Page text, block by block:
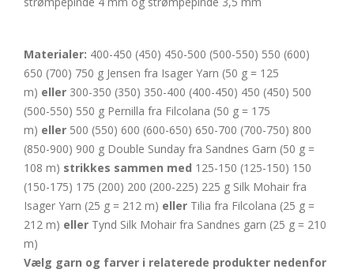
Materialer: 400-450 (450) 450-500 (500-550) 550 (600)
650 (700) 750 g Jensen fra Isager Yarn (50 g = 125
m) eller 300-350 (350) 350-400 (400-450) 450 (450) 500
(500-550) 550 g Pernilla fra Filcolana (50 g = 175
m) eller 500 (550) 600 (600-650) 650-700 (700-750) 800
(850-900) 900 g Double Sunday fra Sandnes Garn (50 g =
108 m) strikkes sammen med 125-150 (125-150) 150
(150-175) 175 (200) 200 (200-225) 225 g Silk Mohair fra
Isager Yarn (25 g = 212 m) eller Tilia fra Filcolana (25 g =
212 m) eller Tynd Silk Mohair fra Sandnes garn (25 g = 210
m)
Vælg garn og farver i relaterede produkter nedenfor